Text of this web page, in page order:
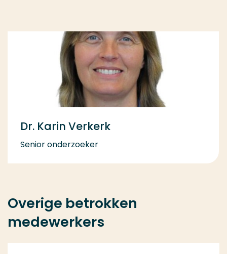
Dr. Karin Verkerk
Senior onderzoeker
Overige betrokken
medewerkers